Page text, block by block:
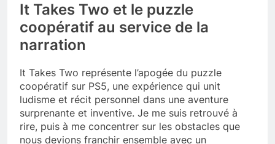
It Takes Two et le puzzle
coopératif au service de la
narration
It Takes Two représente l’apogée du puzzle
coopératif sur PS5, une expérience qui unit
ludisme et récit personnel dans une aventure
surprenante et inventive. Je me suis retrouvé à
rire, puis à me concentrer sur les obstacles que
nous devions franchir ensemble avec un